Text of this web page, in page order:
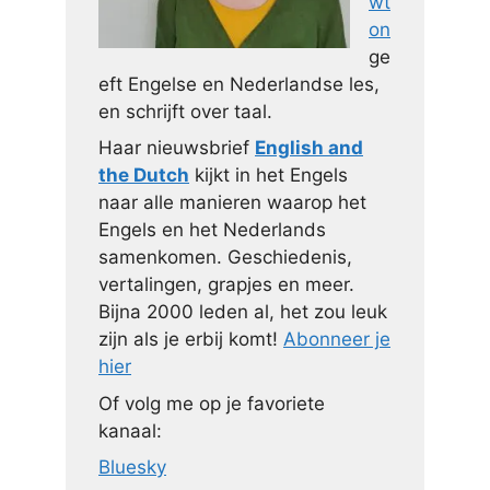
on
ge
eft Engelse en Nederlandse les,
en schrijft over taal.
Haar nieuwsbrief English and
the Dutch kijkt in het Engels
naar alle manieren waarop het
Engels en het Nederlands
samenkomen. Geschiedenis,
vertalingen, grapjes en meer.
Bijna 2000 leden al, het zou leuk
zijn als je erbij komt! Abonneer je
hier
Of volg me op je favoriete
kanaal:
Bluesky